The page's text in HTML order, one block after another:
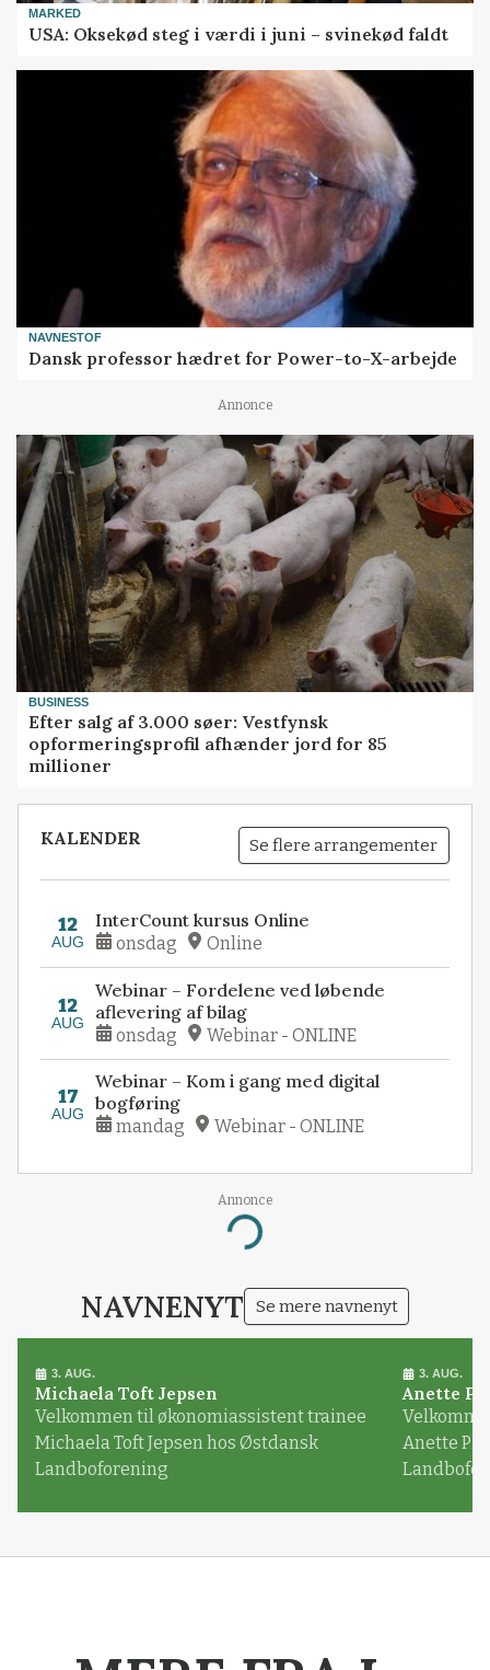
MARKED
USA: Oksekød steg i værdi i juni – svinekød faldt
NAVNESTOF
Dansk professor hædret for Power-to-X-arbejde
Annonce
BUSINESS
Efter salg af 3.000 søer: Vestfynsk
opformeringsprofil afhænder jord for 85
millioner
KALENDER Se flere arrangementer
12
AUG
InterCount kursus Online
onsdag Online
12
AUG
Webinar – Fordelene ved løbende
aflevering af bilag
onsdag Webinar - ONLINE
17
AUG
Webinar – Kom i gang med digital
bogføring
mandag Webinar - ONLINE
Annonce
Loading...
NAVNENYT Se mere navnenyt
3. AUG.
Michaela Toft Jepsen
Velkommen til økonomiassistent trainee
Michaela Toft Jepsen hos Østdansk
Landboforening
3. AUG.
Anette
Anette